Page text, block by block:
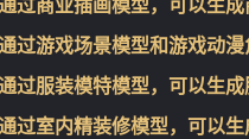
过商业插画模型，可以生成
过游戏场景模型和游戏动
过服装模特模型，可以生
过室内精装修模型，可以生